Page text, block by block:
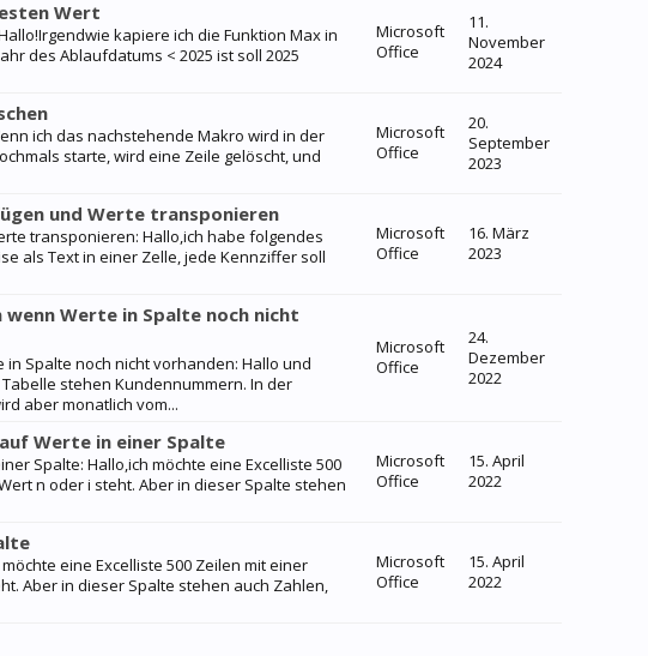
Wert
kapiere ich die Funktion Max in
des Ablaufdatums < 2025 ist soll 2025
Microsoft
Office
11.
November
2024
ich das nachstehende Makro wird in der
starte, wird eine Zeile gelöscht, und
Microsoft
Office
20.
September
2023
und Werte transponieren
transponieren: Hallo,ich habe folgendes
als Text in einer Zelle, jede Kennziffer soll
Microsoft
Office
16. März
2023
Werte in Spalte noch nicht
Spalte noch nicht vorhanden: Hallo und
stehen Kundennummern. In der
aber monatlich vom...
Microsoft
Office
24.
Dezember
2022
Werte in einer Spalte
Spalte: Hallo,ich möchte eine Excelliste 500
n oder i steht. Aber in dieser Spalte stehen
Microsoft
Office
15. April
2022
eine Excelliste 500 Zeilen mit einer
Aber in dieser Spalte stehen auch Zahlen,
Microsoft
Office
15. April
2022